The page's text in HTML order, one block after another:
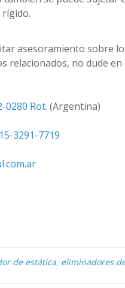
asesoramiento sobre
relacionados, no dude en
0280 Rot. (Argentina)
3291-7719
de estática, eliminadores